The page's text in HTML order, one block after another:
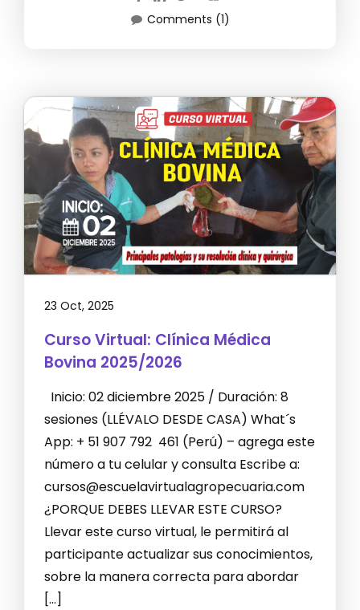
Comments (1)
23 Oct, 2025
Curso Virtual: Clínica Médica
Bovina 2025/2026
Inicio: 02 diciembre 2025 / Duración: 8
sesiones (LLÉVALO DESDE CASA) What´s
App: + 51 907 792 461 (Perú) – agrega este
número a tu celular y consulta Escribe a:
cursos@escuelavirtualagropecuaria.com
¿PORQUE DEBES LLEVAR ESTE CURSO?
Llevar este curso virtual, le permitirá al
participante actualizar sus conocimientos,
sobre la manera correcta para abordar
[…]